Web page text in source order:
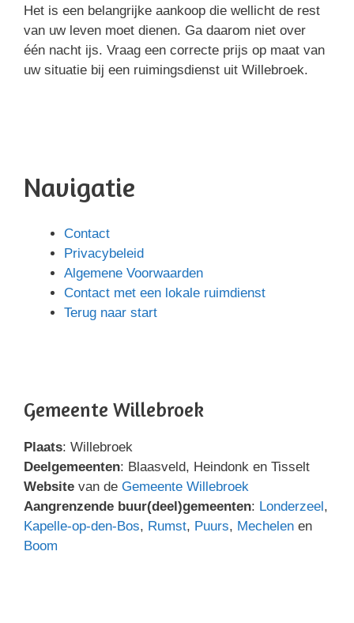
Het is een belangrijke aankoop die wellicht de rest
van uw leven moet dienen. Ga daarom niet over
één nacht ijs. Vraag een correcte prijs op maat van
uw situatie bij een ruimingsdienst uit Willebroek.
Navigatie
Contact
Privacybeleid
Algemene Voorwaarden
Contact met een lokale ruimdienst
Terug naar start
Gemeente Willebroek
Plaats: Willebroek
Deelgemeenten: Blaasveld, Heindonk en Tisselt
Website van de Gemeente Willebroek
Aangrenzende buur(deel)gemeenten: Londerzeel,
Kapelle-op-den-Bos, Rumst, Puurs, Mechelen en
Boom